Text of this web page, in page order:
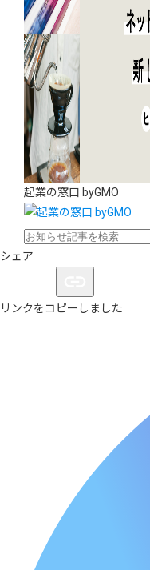
起業の窓口 byGMO
シェア
リンクをコピーしました